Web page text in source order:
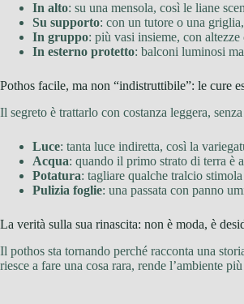
In alto: su una mensola, così le liane
Su supporto: con un tutore o una
In gruppo: più vasi insieme, con
In esterno protetto: balconi luminosi
Pothos facile, ma non “indistruttibile”: le cure
Il segreto è trattarlo con costanza leggera, senza
Luce: tanta luce indiretta, così la
Acqua: quando il primo strato di terra è
Potatura: tagliare qualche tralcio
Pulizia foglie: una passata con panno
La verità sulla sua rinascita: non è moda, è
Il pothos sta tornando perché racconta una
riesce a fare una cosa rara, rende l’ambiente